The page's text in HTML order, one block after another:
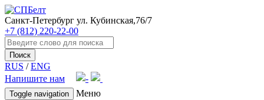
Санкт-Петербург ул. Кубинская,76/7
+7 (812) 220-22-00
Поиск
RUS /ENG
Напишите нам
Toggle navigation Меню